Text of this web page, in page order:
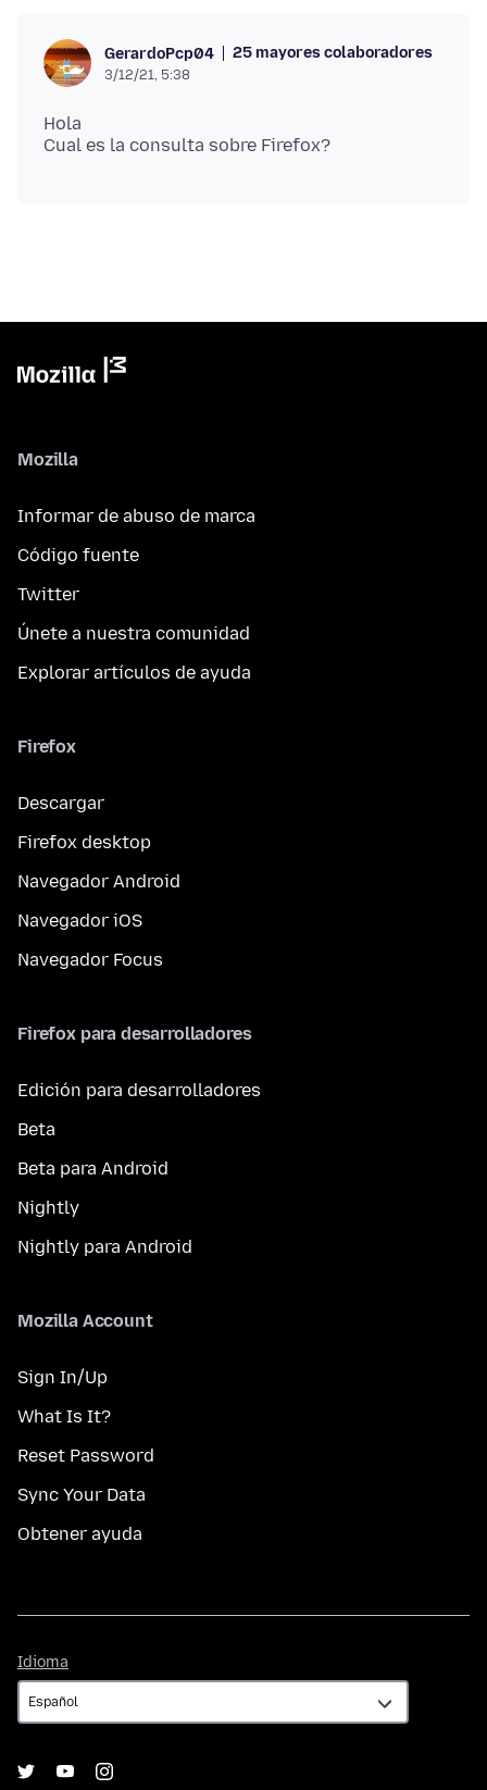
GerardoPcp04 25 mayores colaboradores
3/12/21, 5:38
Hola
Mozilla
Informar de abuso de marca
Código fuente
Twitter
Únete a nuestra comunidad
Explorar artículos de ayuda
Firefox
Descargar
Firefox desktop
Navegador Android
Navegador iOS
Navegador Focus
Firefox para desarrolladores
Edición para desarrolladores
Beta
Beta para Android
Nightly
Nightly para Android
Mozilla Account
Sign In/Up
What Is It?
Reset Password
Sync Your Data
Obtener ayuda
Idioma